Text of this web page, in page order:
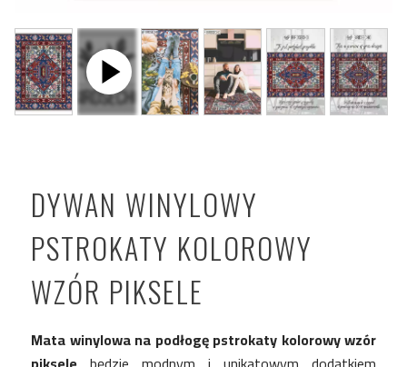
DYWAN WINYLOWY
PSTROKATY KOLOROWY
WZÓR PIKSELE
Mata winylowa na podłogę pstrokaty kolorowy wzór